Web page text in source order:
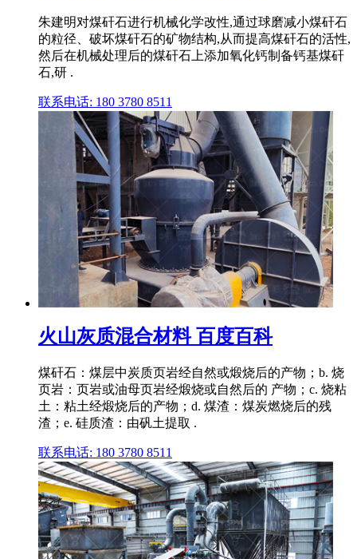
朱建明对煤矸石进行机械化学改性,通过球磨减小煤矸石
的粒径、破坏煤矸石的矿物结构,从而提高煤矸石的活性,
然后在机械处理后的煤矸石上添加氧化钙制备钙基煤矸
石,研 .
联系电话: 180 3780 8511
火山灰质混合材料 百度百科
煤矸石：煤层中炭质页岩经自然或煅烧后的产物；b. 烧
页岩：页岩或油母页岩经煅烧或自然后的 产物；c. 烧粘
土：粘土经煅烧后的产物；d. 煤渣：煤炭燃烧后的残
渣；e. 硅质渣：由矾土提取 .
联系电话: 180 3780 8511